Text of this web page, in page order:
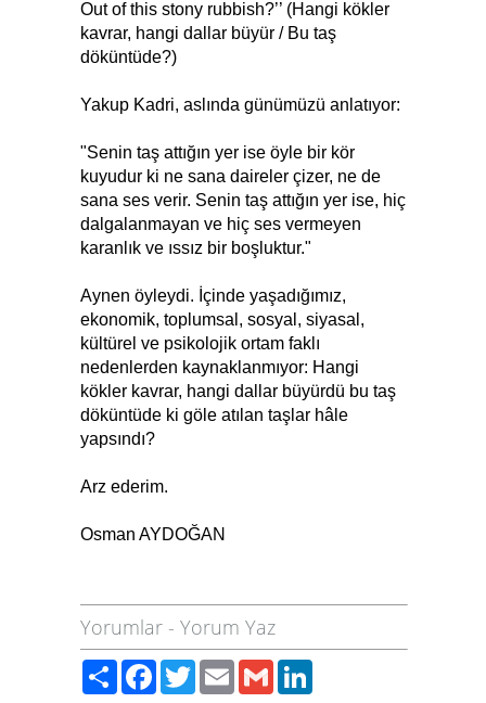
Out of this stony rubbish?’’ (Hangi kökler
kavrar, hangi dallar büyür / Bu taş
döküntüde?)
Yakup Kadri, aslında günümüzü anlatıyor:
"Senin taş attığın yer ise öyle bir kör
kuyudur ki ne sana daireler çizer, ne de
sana ses verir. Senin taş attığın yer ise, hiç
dalgalanmayan ve hiç ses vermeyen
karanlık ve ıssız bir boşluktur."
Aynen öyleydi. İçinde yaşadığımız,
ekonomik, toplumsal, sosyal, siyasal,
kültürel ve psikolojik ortam faklı
nedenlerden kaynaklanmıyor: Hangi
kökler kavrar, hangi dallar büyürdü bu taş
döküntüde ki göle atılan taşlar hâle
yapsındı?
Arz ederim.
Osman AYDOĞAN
Yorumlar - Yorum Yaz
PaylaşFacebook
TwitterEmailGmail